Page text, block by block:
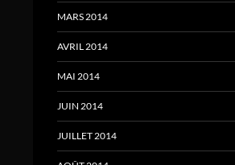
MARS 2014
AVRIL 2014
MAI 2014
JUIN 2014
JUILLET 2014